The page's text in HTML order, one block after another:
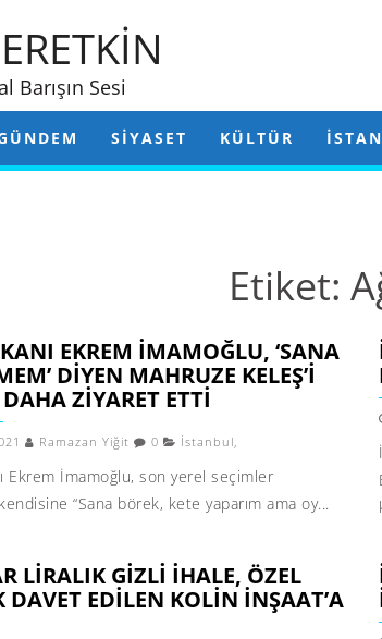
Barışın Sesi
SIYASET KÜLTÜR
Etiket:
EKREM İMAMOĞLU, ‘SANA
DIYEN MAHRUZE KELEŞ’I
ZIYARET ETTI
Ramazan Yiğit 0 İstanbul,
Ekrem İmamoğlu, son yerel seçimler
“Sana börek, kete yaparım ama oy...
LIRALIK GIZLI IHALE, ÖZEL
DAVET EDILEN KOLIN İNŞAAT’A